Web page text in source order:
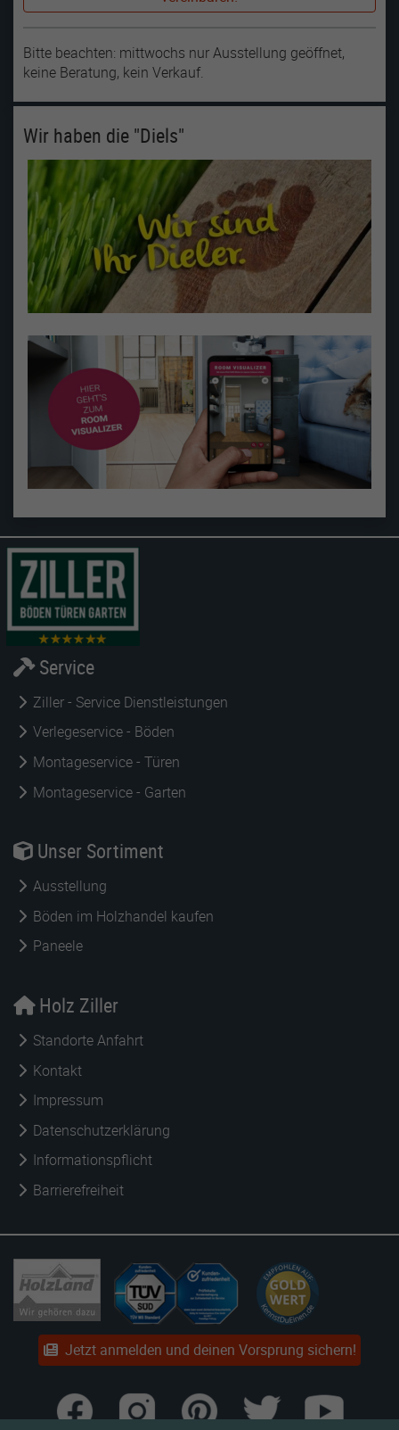
Bitte beachten: mittwochs nur Ausstellung geöffnet,
keine Beratung, kein Verkauf.
Wir haben die "Diels"
Service
Ziller - Service Dienstleistungen
Verlegeservice - Böden
Montageservice - Türen
Montageservice - Garten
Unser Sortiment
Ausstellung
Böden im Holzhandel kaufen
Paneele
Holz Ziller
Standorte Anfahrt
Kontakt
Impressum
Datenschutzerklärung
Informationspflicht
Barrierefreiheit
Jetzt anmelden und deinen Vorsprung sichern!